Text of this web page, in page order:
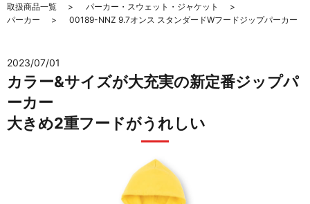
取扱商品一覧
パーカー・スウェット・ジャケット
パーカー
00189-NNZ 9.7オンス スタンダードWフードジップパーカー
2023/07/01
カラー&サイズが大充実の新定番ジップパ
ーカー
大きめ2重フードがうれしい